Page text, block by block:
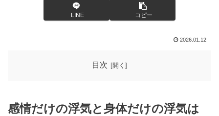
LINE コピー
2026.01.12
目次
感情だけの浮気と身体だけの浮気は